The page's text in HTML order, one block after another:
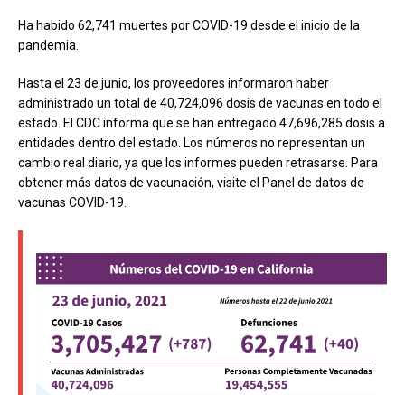
Ha habido 62,741 muertes por COVID-19 desde el inicio de la
pandemia.
Hasta el 23 de junio, los proveedores informaron haber
administrado un total de 40,724,096 dosis de vacunas en todo el
estado. El CDC informa que se han entregado 47,696,285 dosis a
entidades dentro del estado. Los números no representan un
cambio real diario, ya que los informes pueden retrasarse. Para
obtener más datos de vacunación, visite el Panel de datos de
vacunas COVID-19.